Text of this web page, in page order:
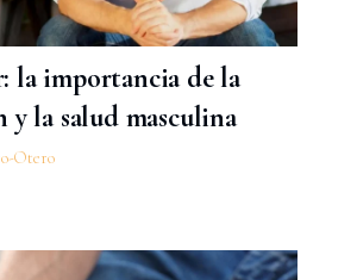
la importancia de la
y la salud masculina
Otero